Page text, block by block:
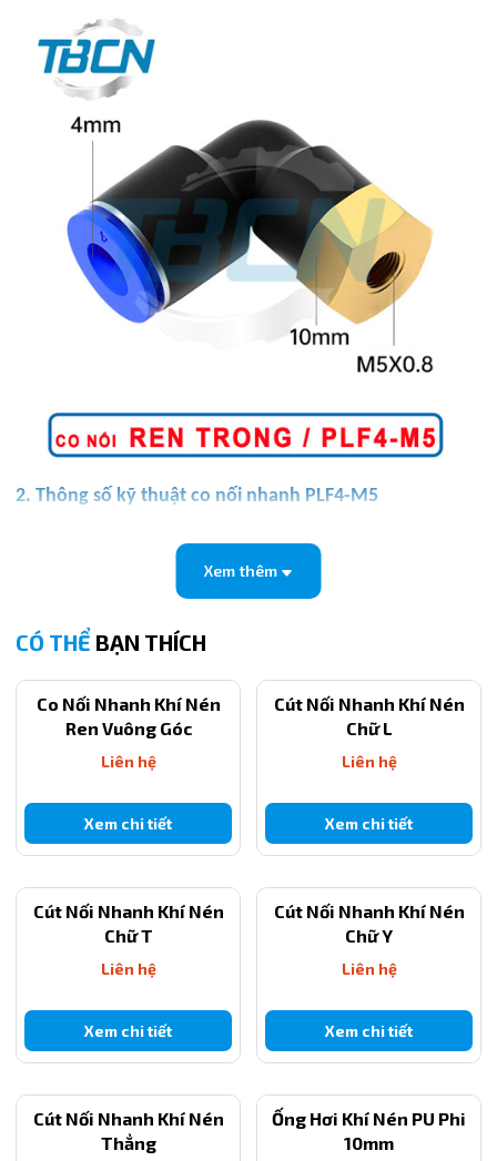
2. Thông số kỹ thuật co nối nhanh PLF4-M5
Chuẩn ren
Vật liệu
PBT + đồng mạ nickel
Áp suất làm việc
0 - 1.0 MPa
Xem thêm
CÓ THỂ BẠN THÍCH
Co Nối Nhanh Khí Nén
Ren Vuông Góc
Liên hệ
Xem chi tiết
Cút Nối Nhanh Khí Nén
Chữ L
Liên hệ
Xem chi tiết
Cút Nối Nhanh Khí Nén
Chữ T
Liên hệ
Xem chi tiết
Cút Nối Nhanh Khí Nén
Chữ Y
Liên hệ
Xem chi tiết
Cút Nối Nhanh Khí Nén
Thẳng
Ống Hơi Khí Nén PU Phi
10mm